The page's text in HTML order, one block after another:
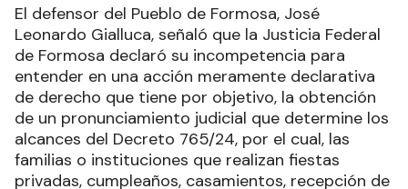
El defensor del Pueblo de Formosa, José
Leonardo Gialluca, señaló que la Justicia Federal
de Formosa declaró su incompetencia para
entender en una acción meramente declarativa
de derecho que tiene por objetivo, la obtención
de un pronunciamiento judicial que determine los
alcances del Decreto 765/24, por el cual, las
familias o instituciones que realizan fiestas
privadas, cumpleaños, casamientos, recepción de